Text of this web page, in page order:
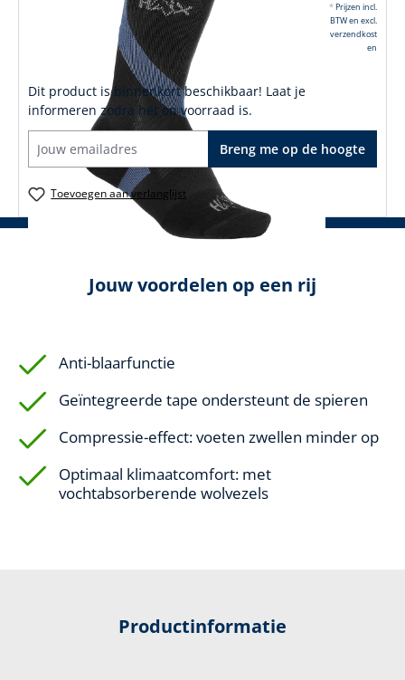
*Prijzen incl.
BTW en excl.
verzendkost
en
Dit product is binnenkort beschikbaar! Laat je
informeren zodra het op voorraad is.
Breng me op de hoogte
Toevoegen aan verlanglijst
Jouw voordelen op een rij
Anti-blaarfunctie
Geïntegreerde tape ondersteunt de spieren
Compressie-effect: voeten zwellen minder op
Optimaal klimaatcomfort: met
vochtabsorberende wolvezels
Productinformatie